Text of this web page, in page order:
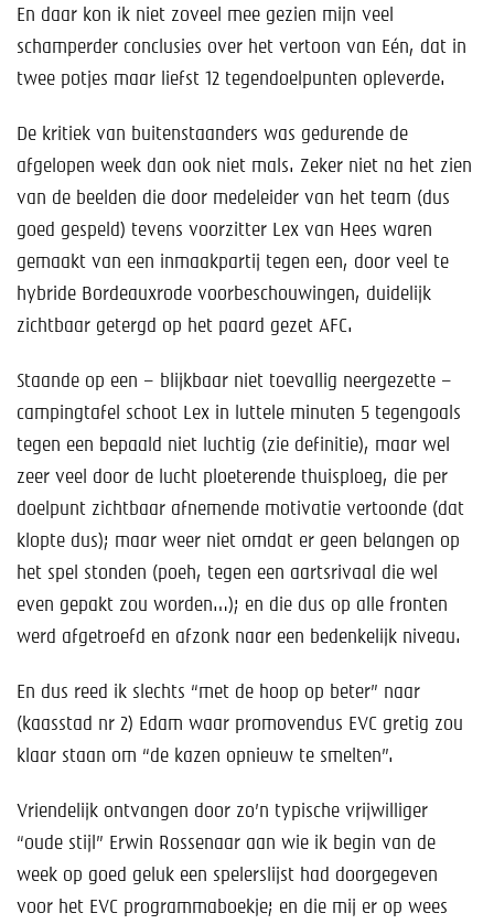
En daar kon ik niet zoveel mee gezien mijn veel
schamperder conclusies over het vertoon van Eén, dat in
twee potjes maar liefst 12 tegendoelpunten opleverde.
De kritiek van buitenstaanders was gedurende de
afgelopen week dan ook niet mals. Zeker niet na het zien
van de beelden die door medeleider van het team (dus
goed gespeld) tevens voorzitter Lex van Hees waren
gemaakt van een inmaakpartij tegen een, door veel te
hybride Bordeauxrode voorbeschouwingen, duidelijk
zichtbaar getergd op het paard gezet AFC.
Staande op een – blijkbaar niet toevallig neergezette –
campingtafel schoot Lex in luttele minuten 5 tegengoals
tegen een bepaald niet luchtig (zie definitie), maar wel
zeer veel door de lucht ploeterende thuisploeg, die per
doelpunt zichtbaar afnemende motivatie vertoonde (dat
klopte dus); maar weer niet omdat er geen belangen op
het spel stonden (poeh, tegen een aartsrivaal die wel
even gepakt zou worden…); en die dus op alle fronten
werd afgetroefd en afzonk naar een bedenkelijk niveau.
En dus reed ik slechts “met de hoop op beter” naar
(kaasstad nr 2) Edam waar promovendus EVC gretig zou
klaar staan om “de kazen opnieuw te smelten”.
Vriendelijk ontvangen door zo’n typische vrijwilliger
“oude stijl” Erwin Rossenaar aan wie ik begin van de
week op goed geluk een spelerslijst had doorgegeven
voor het EVC programmaboekje; en die mij er op wees